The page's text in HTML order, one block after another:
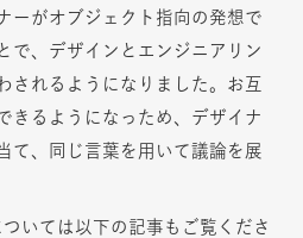
ーがオブジェクト指向の発想で
で、デザインとエンジニアリン
されるようになりました。お互
きるようになっため、デザイナ
て、同じ言葉を用いて議論を展
いては以下の記事もご覧くださ